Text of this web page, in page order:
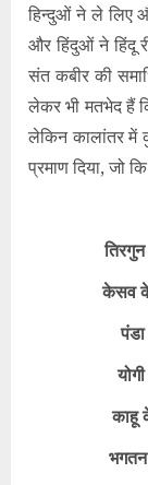
हिन्दुओं ने ले लिए
और हिंदुओं ने हिंदू
संत कबीर की
लेकर भी मतभेद हैं
लेकिन कालांतर में
प्रमाण दिया, जो
केसव
काहू
भगतन